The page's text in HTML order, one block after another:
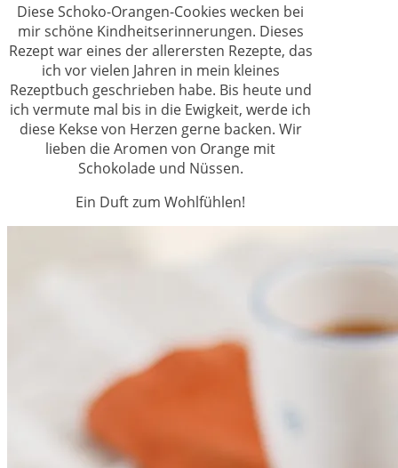
Diese Schoko-Orangen-Cookies wecken bei
mir schöne Kindheitserinnerungen. Dieses
Rezept war eines der allerersten Rezepte, das
ich vor vielen Jahren in mein kleines
Rezeptbuch geschrieben habe. Bis heute und
ich vermute mal bis in die Ewigkeit, werde ich
diese Kekse von Herzen gerne backen. Wir
lieben die Aromen von Orange mit
Schokolade und Nüssen.
Ein Duft zum Wohlfühlen!